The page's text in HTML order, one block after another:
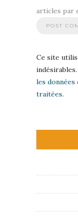
articles par
Ce site
indésirables.
les
traitées.